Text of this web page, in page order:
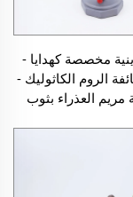
مخصصة كهدايا -
الروم الكاثوليك -
العذراء بثوب